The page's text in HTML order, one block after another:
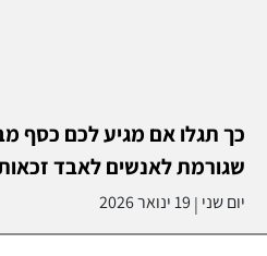
כך תגלו אם מגיע לכם כסף
שגורמת לאנשים לאבד
יום שני | 19 ינואר 2026